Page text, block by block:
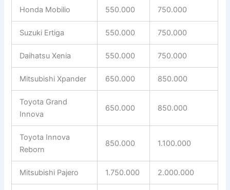
Honda Mobilio 550.000 750.000
Suzuki Ertiga 550.000 750.000
Daihatsu Xenia 550.000 750.000
Mitsubishi Xpander 650.000 850.000
Toyota Grand
Innova
650.000 850.000
Toyota Innova
Reborn
850.000 1.100.000
Mitsubishi Pajero 1.750.000 2.000.000